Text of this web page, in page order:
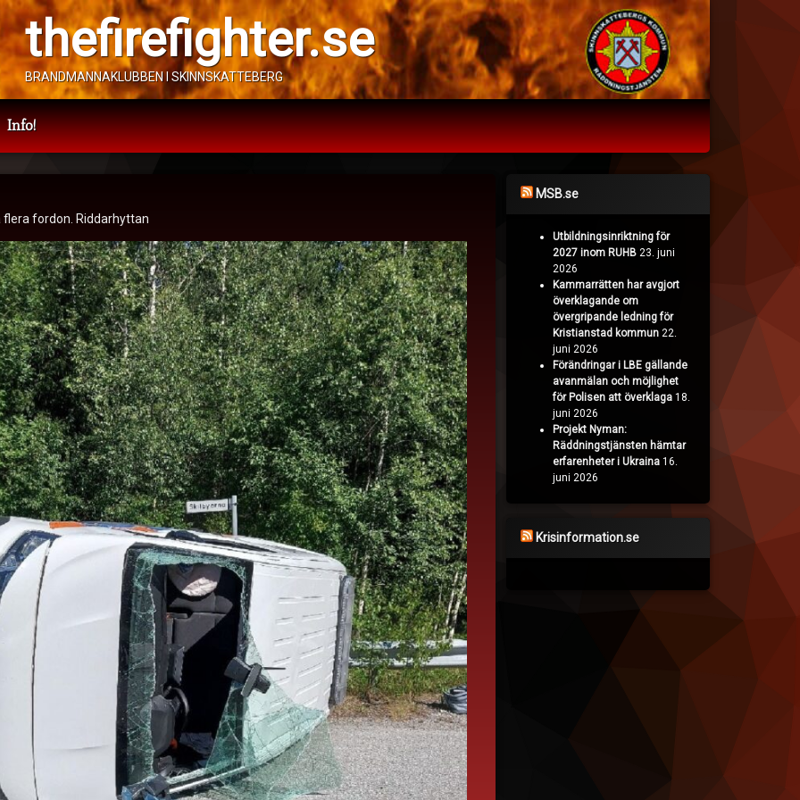
thefirefighter.se
BRANDMANNAKLUBBEN I SKINNSKATTEBERG
Info!
2023
2023
flera fordon. Riddarhyttan
MSB.se
Utbildningsinriktning för
2027 inom RUHB 23. juni
2026
Kammarrätten har avgjort
överklagande om
övergripande ledning för
Kristianstad kommun 22.
juni 2026
Förändringar i LBE gällande
avanmälan och möjlighet
för Polisen att överklaga 18.
juni 2026
Projekt Nyman:
Räddningstjänsten hämtar
erfarenheter i Ukraina 16.
juni 2026
Krisinformation.se